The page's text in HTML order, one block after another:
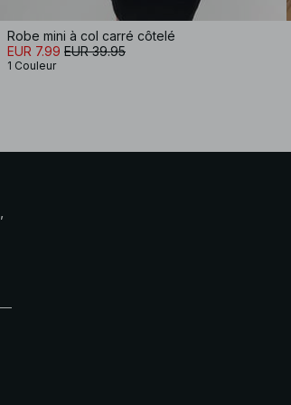
Robe mini à col carré côtelé
EUR 7.99 EUR 39.95
1 Couleur